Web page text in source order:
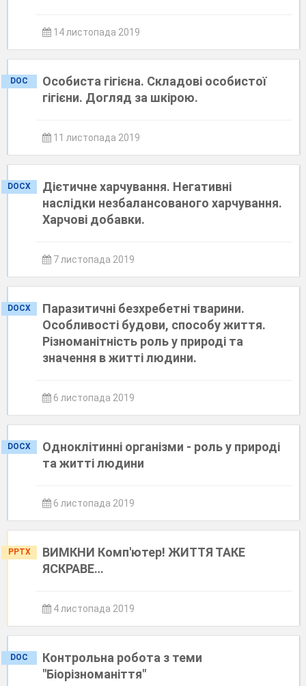
14 листопада 2019
DOC
Особиста гігієна. Складові особистої
гігієни. Догляд за шкірою.
11 листопада 2019
DOCX
Дієтичне харчування. Негативні
наслідки незбалансованого харчування.
Харчові добавки.
7 листопада 2019
DOCX
Паразитичні безхребетні тварини.
Особливості будови, способу життя.
Різноманітність роль у природі та
значення в житті людини.
6 листопада 2019
DOCX
Одноклітинні організми - роль у природі
та житті людини
6 листопада 2019
PPTX
ВИМКНИ Комп'ютер! ЖИТТЯ ТАКЕ
ЯСКРАВЕ…
4 листопада 2019
DOC
Контрольна робота з теми
"Біорізноманіття"